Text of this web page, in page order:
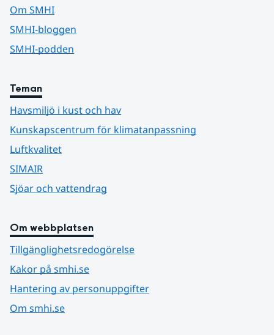
Om SMHI
SMHI-bloggen
SMHI-podden
Teman
Havsmiljö i kust och hav
Kunskapscentrum för klimatanpassning
Luftkvalitet
SIMAIR
Sjöar och vattendrag
Om webbplatsen
Tillgänglighetsredogörelse
Kakor på smhi.se
Hantering av personuppgifter
Om smhi.se